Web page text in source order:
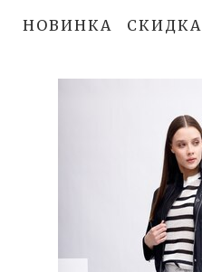
НОВИНКА СКИДКА